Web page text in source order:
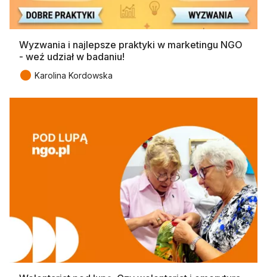
Wyzwania i najlepsze praktyki w marketingu NGO
- weź udział w badaniu!
● Karolina Kordowska